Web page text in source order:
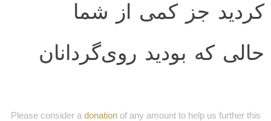
کردید جز کمی از شما
حالی که بودید روی‌گردانان‌
Please consider a donationof any amount to help us further this